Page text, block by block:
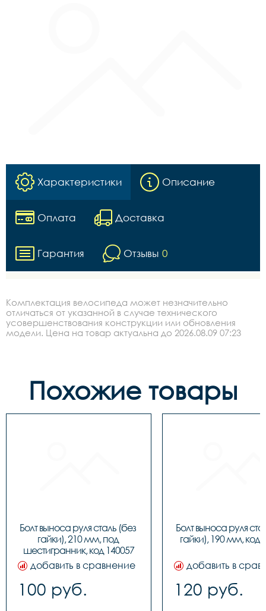
Характеристики Описание
Оплата Доставка
Гарантия Отзывы 0
Комплектация велосипеда может незначительно
отличаться от указанной в случае технического
усовершенствования конструкции или обновления
модели. Цена на товар актуальна до 2026.08.09 07:23
Похожие товары
Болт выноса руля сталь (без
гайки), 210 мм, под
шестигранник, код 140057
добавить в сравнение
100 руб.
Болт выноса руля
гайки), 190 мм, код
добавить в
120 руб.